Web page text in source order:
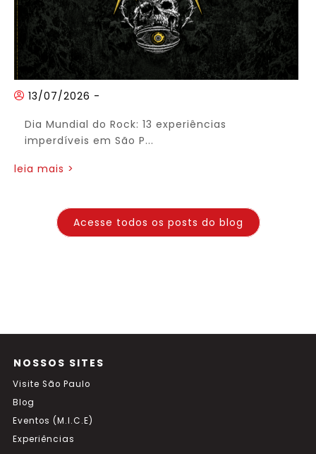
13/07/2026 -
Dia Mundial do Rock: 13 experiências
imperdíveis em São P...
leia mais >
Acesse todos os posts do blog
NOSSOS SITES
Visite São Paulo
Blog
Eventos (M.I.C.E)
Experiências